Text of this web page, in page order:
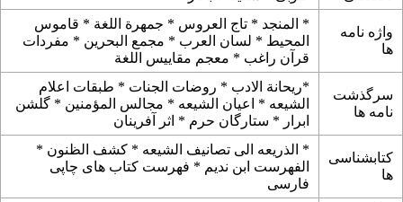
واژه نامه
ها
* المنجد * تاج العروس * جمهرة اللغة * قاموس
المحیط * لسان العرب * مجمع البحرین * مفردات
قرآن راغب * معجم مقاییس اللغة
سرگذشت
نامه ها
*ريحانة الادب * روضات الجنات * طبقات اعلام
الشیعه‌ * اعیان الشیعه * مجالس المؤمنین * گلشن
ابرار * ستارگان حرم * اثر آفرینان
کتابشناسی
ها
* الذریعه الی تصانیف الشیعه * کشف الظنون *
الفهرست ابن ندیم * فهرست کتاب های چاپی
فارسی